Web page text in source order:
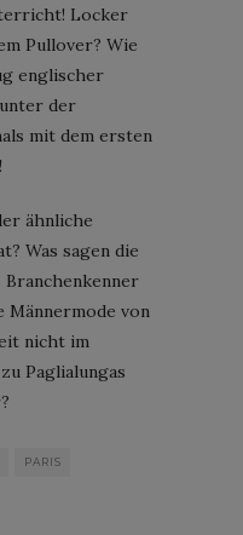
Locker
Pullover? Wie
englischer
der
mit dem ersten
ähnliche
Was sagen die
Männermode von
nicht im
Paglialungas
PARIS